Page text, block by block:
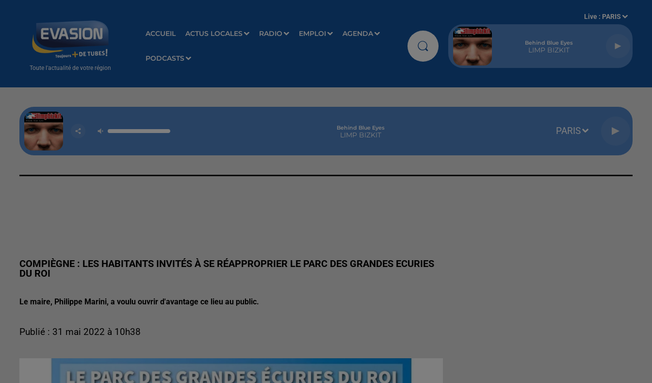
Toute l'actualité de votre région
ACCUEIL ACTUS LOCALES RADIO EMPLOI AGENDA
PODCASTS
Live : PARIS
Behind Blue Eyes
LIMP BIZKIT
Behind Blue Eyes
LIMP BIZKIT PARIS
COMPIÈGNE : LES HABITANTS INVITÉS À SE RÉAPPROPRIER LE PARC DES GRANDES ECURIES
DU ROI
Le maire, Philippe Marini, a voulu ouvrir d'avantage ce lieu au public.
Publié : 31 mai 2022 à 10h38